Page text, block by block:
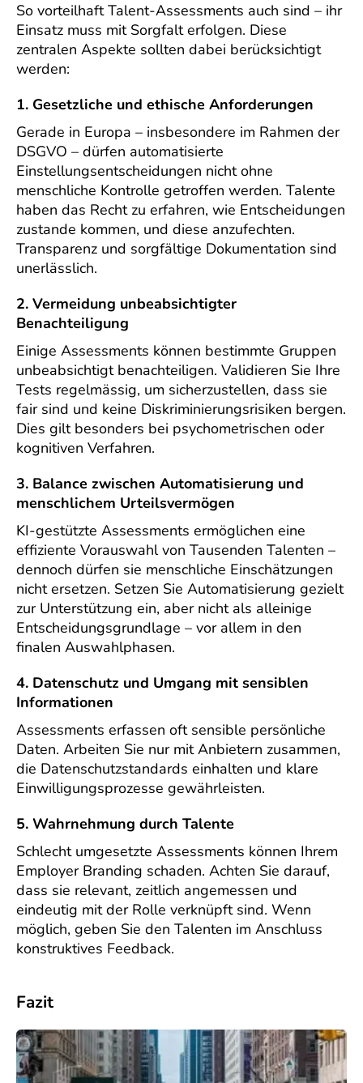
So vorteilhaft Talent-Assessments auch sind – ihr
Einsatz muss mit Sorgfalt erfolgen. Diese
zentralen Aspekte sollten dabei berücksichtigt
werden:
1. Gesetzliche und ethische Anforderungen
Gerade in Europa – insbesondere im Rahmen der
DSGVO – dürfen automatisierte
Einstellungsentscheidungen nicht ohne
menschliche Kontrolle getroffen werden. Talente
haben das Recht zu erfahren, wie Entscheidungen
zustande kommen, und diese anzufechten.
Transparenz und sorgfältige Dokumentation sind
unerlässlich.
2. Vermeidung unbeabsichtigter
Benachteiligung
Einige Assessments können bestimmte Gruppen
unbeabsichtigt benachteiligen. Validieren Sie Ihre
Tests regelmässig, um sicherzustellen, dass sie
fair sind und keine Diskriminierungsrisiken bergen.
Dies gilt besonders bei psychometrischen oder
kognitiven Verfahren.
3. Balance zwischen Automatisierung und
menschlichem Urteilsvermögen
KI-gestützte Assessments ermöglichen eine
effiziente Vorauswahl von Tausenden Talenten –
dennoch dürfen sie menschliche Einschätzungen
nicht ersetzen. Setzen Sie Automatisierung gezielt
zur Unterstützung ein, aber nicht als alleinige
Entscheidungsgrundlage – vor allem in den
finalen Auswahlphasen.
4. Datenschutz und Umgang mit sensiblen
Informationen
Assessments erfassen oft sensible persönliche
Daten. Arbeiten Sie nur mit Anbietern zusammen,
die Datenschutzstandards einhalten und klare
Einwilligungsprozesse gewährleisten.
5. Wahrnehmung durch Talente
Schlecht umgesetzte Assessments können Ihrem
Employer Branding schaden. Achten Sie darauf,
dass sie relevant, zeitlich angemessen und
eindeutig mit der Rolle verknüpft sind. Wenn
möglich, geben Sie den Talenten im Anschluss
konstruktives Feedback.
Fazit